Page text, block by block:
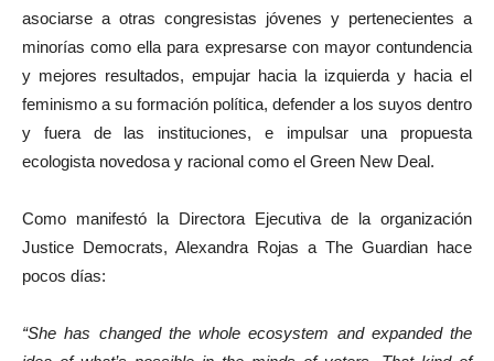
asociarse a otras congresistas jóvenes y pertenecientes a
minorías como ella para expresarse con mayor contundencia
y mejores resultados, empujar hacia la izquierda y hacia el
feminismo a su formación política, defender a los suyos dentro
y fuera de las instituciones, e impulsar una propuesta
ecologista novedosa y racional como el Green New Deal.
Como manifestó la Directora Ejecutiva de la organización
Justice Democrats, Alexandra Rojas a The Guardian hace
pocos días:
“She has changed the whole ecosystem and expanded the